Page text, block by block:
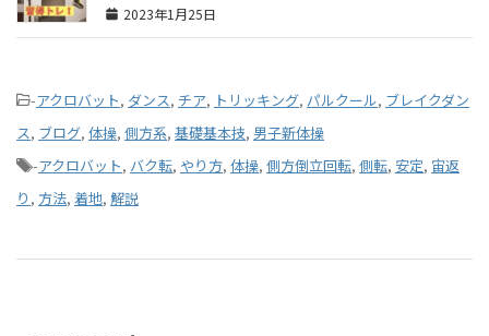
2023年1月25日
-アクロバット, ダンス, チア, トリッキング, パルクール, ブレイクダン
ス, ブログ, 体操, 側方系, 基礎基本技, 男子新体操
-アクロバット, バク転, やり方, 体操, 側方倒立回転, 側転, 安定, 宙返
り , 方法, 着地, 解説